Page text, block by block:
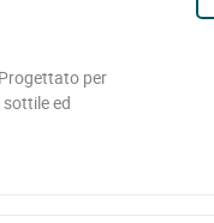
per
ed